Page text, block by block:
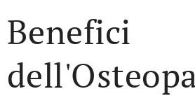
Benefici